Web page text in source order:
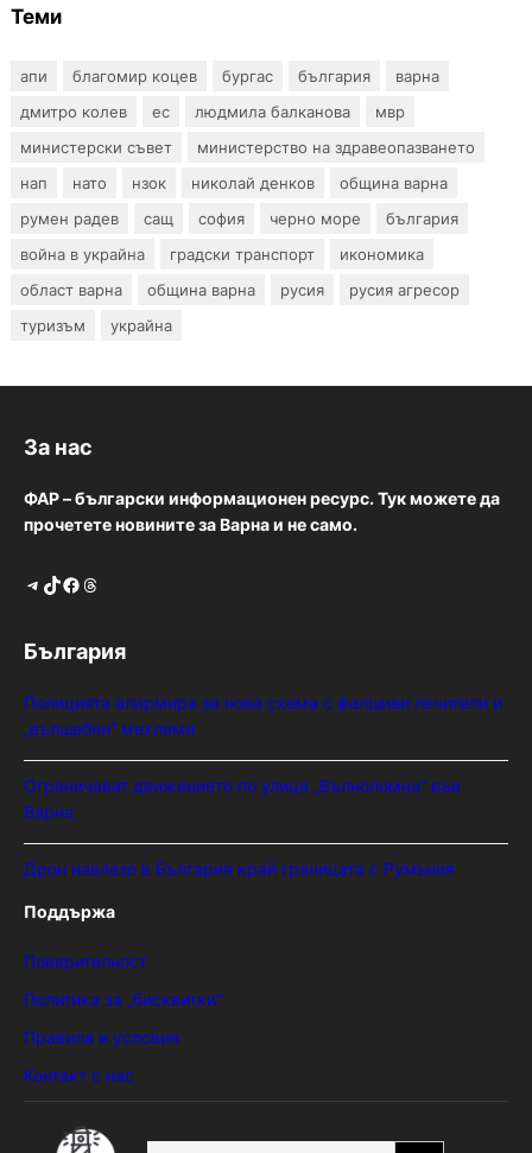
Теми
апи благомир коцев бургас българия
варна
дмитро колев
ес людмила балканова
мвр
министерски съвет
министерство на здравеопазването
нап
нато нзок николай денков
община варна
румен радев
сащ софия черно море
българия
война в украйна
градски транспорт
икономика
област варна
община варна русия
русия агресор
туризъм
украйна
За нас
ФАР – български информационен ресурс. Тук можете да
прочетете новините за Варна и не само.
Telegram TikTok Facebook Threads
България
Полицията алармира за нова схема с фалшиви лечители и
„вълшебни“ мехлеми
Ограничават движението по улица „Вълноломна“ във
Варна
Дрон навлезе в България край границата с Румъния
Поддържа
Поверителност
Политика за „бисквитки“
Правила и условия
Контакт с нас